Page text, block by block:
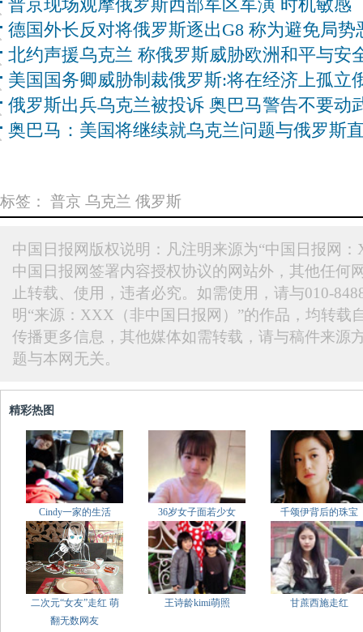
普京现场观摩俄罗斯西部军区军演 时机敏感
德国外长反对将俄罗斯逐出G8 称为避免局势
北约声援乌克兰 称俄罗斯威胁欧洲和平与安
美国国务卿威胁制裁俄罗斯:将在经济上孤立
俄罗斯出兵乌克兰被投诉 奥巴马警告不要动
奥巴马：美国将继续就乌克兰问题与俄罗斯
标签： 普京 乌克兰 俄罗斯
中国日报网版权说明：凡注明来源为“中国日报网
中国日报网签署内容授权协议的网站外，其他任何
止转载、使用，违者必究。如需使用，请与010-
明“来源：XXX（非中国日报网）”的作品，均转载
传播更多信息，其他媒体如需转载，请与稿件来源
题与本网无关。
精彩热图
Cindy一家的生活 36岁女子面若少女 千颂伊背后的珠宝
二次元“女友”走红 萌
翻无数网友
王诗龄kimi萌照 甘蔗西施走红